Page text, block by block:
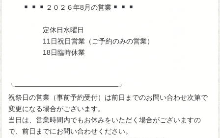
２０２６年8月の営業
定休日水曜日
11日祝日営業（ご予約のみの営業）
18日臨時休業
╰─────────────────────╯
祝祭日の営業（事前予約受付）は前日までのお問い合わせ次第で
変更になる場合がございます。
当日は、営業時間内でもお休みをいただく場合がございますの
で、前日までにお問い合わせください。